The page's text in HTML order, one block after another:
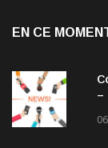
EN CE
–